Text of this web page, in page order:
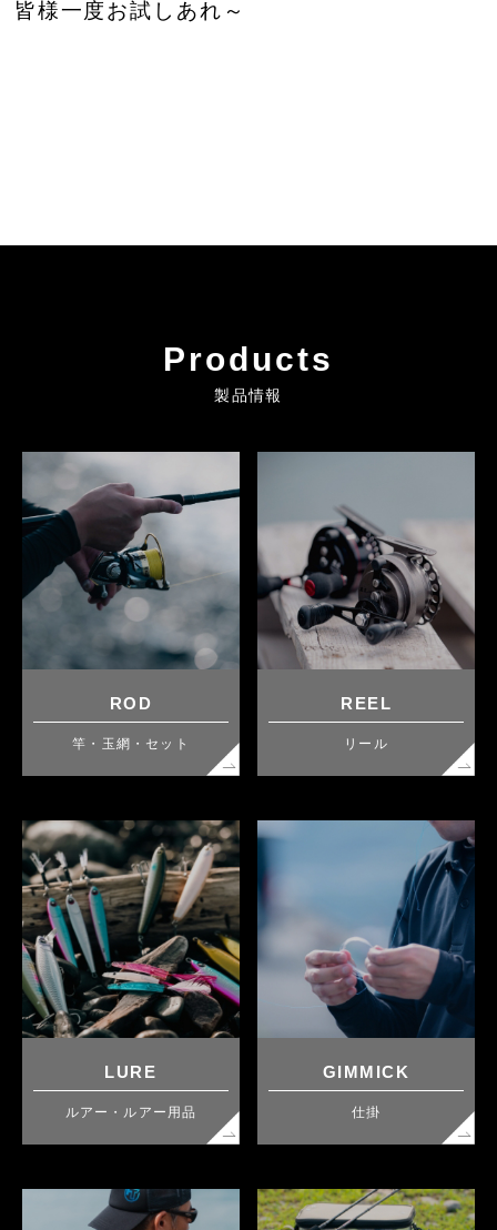
皆様一度お試しあれ～
Products
製品情報
ROD
竿・玉網・セット
REEL
リール
LURE
ルアー・ルアー用品
GIMMICK
仕掛